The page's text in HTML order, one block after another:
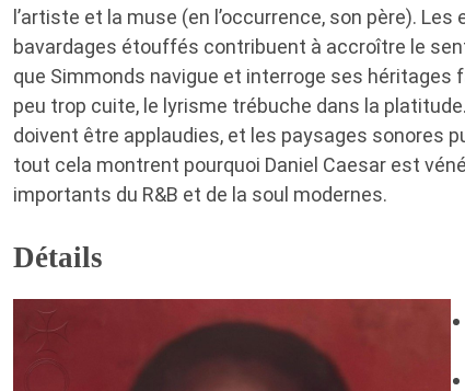
l’artiste et la muse (en l’occurrence, son père).
bavardages étouffés contribuent à accroître le
que Simmonds navigue et interroge ses héritages
peu trop cuite, le lyrisme trébuche dans la
doivent être applaudies, et les paysages sonores
tout cela montrent pourquoi Daniel Caesar est
importants du R&B et de la soul modernes.
Détails